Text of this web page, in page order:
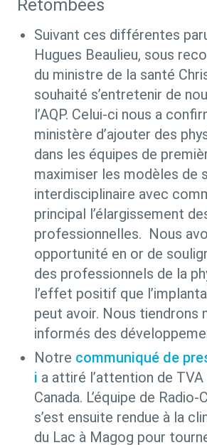
Retombées
Suivant ces différentes
Hugues Beaulieu, sous
du ministre de la santé
souhaité s’entretenir de
l’AQP. Celui-ci nous a
ministère d’ajouter des
dans les équipes de
maximiser les modèles de
interdisciplinaire avec
principal l’élargissement
professionnelles. Nous
opportunité en or de
des professionnels de la
l’effet positif que
peut avoir. Nous tiendrons
informés des
Notre communiqué de
i a attiré l’attention de
Canada. L’équipe de Radio-
s’est ensuite rendue à la
du Lac à Magog pour